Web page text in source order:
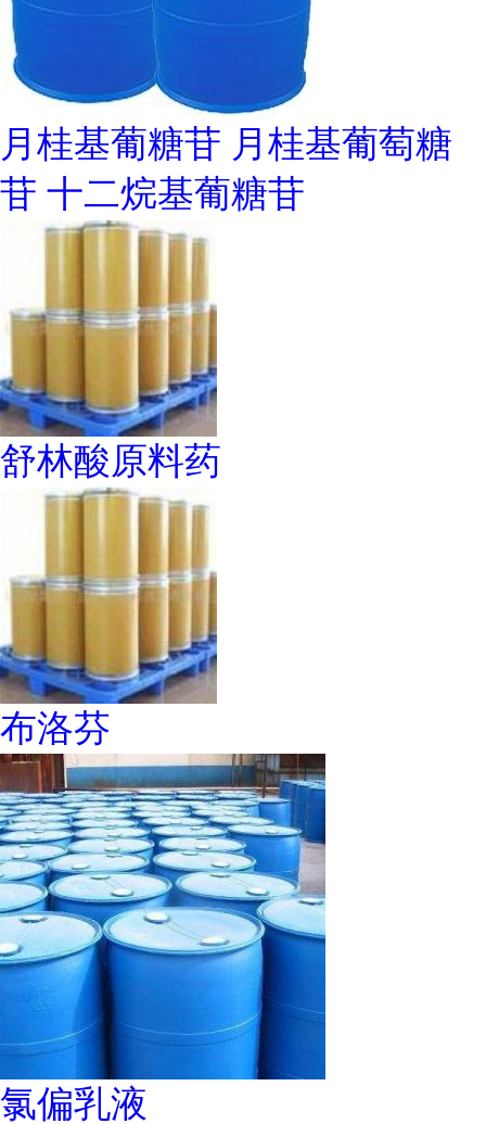
月桂基葡糖苷 月桂基葡萄糖
苷 十二烷基葡糖苷
舒林酸原料药
布洛芬
氯偏乳液